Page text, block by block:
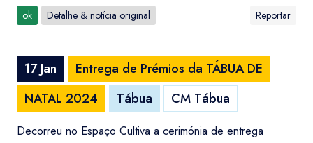
ok Detalhe & notícia original Reportar
17 Jan
Entrega de Prémios da TÁBUA DE
NATAL 2024
Tábua CM Tábua
Decorreu no Espaço Cultiva a cerimónia de entrega